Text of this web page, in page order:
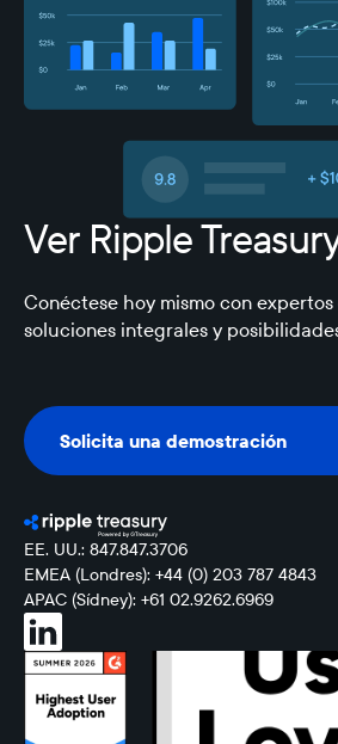
Ver Ripple
Conéctese hoy mismo con expertos
soluciones integrales y
Solicita una demostración
Solicita una demostración
EE. UU.: 847.847.3706
EMEA (Londres): +44 (0) 203 787 4843
APAC (Sídney): +61 02.9262.6969